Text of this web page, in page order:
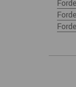
Radrouten